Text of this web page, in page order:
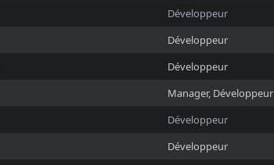
Développeur
Développeur
Développeur
Manager, Développeur
Développeur
Développeur